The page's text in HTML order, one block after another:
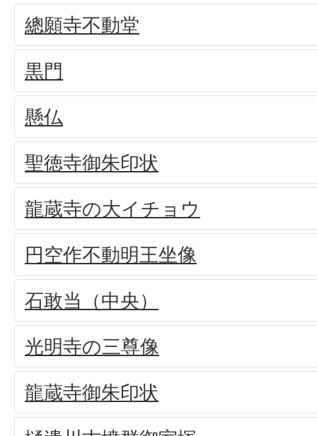
總願寺不動堂
黒門
懸仏
聖徳寺御朱印状
龍蔵寺の大イチョウ
円空作不動明王坐像
石敢当（中央）
光明寺の三尊像
龍蔵寺御朱印状